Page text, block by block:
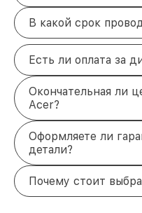
В какой срок
Есть ли оплата за
Окончательная ли
Acer?
Оформляете ли
детали?
Почему стоит